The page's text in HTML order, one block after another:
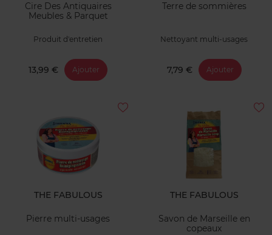
Cire Des Antiquaires
Meubles & Parquet
Produit d'entretien
13,99 € Ajouter
Terre de sommières
Nettoyant multi-usages
7,79 € Ajouter
THE FABULOUS
Pierre multi-usages
THE FABULOUS
Savon de Marseille en
copeaux